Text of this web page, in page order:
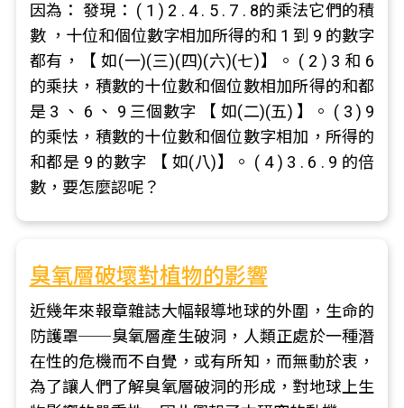
因為： 發現： ( 1 ) 2 . 4 . 5 . 7 . 8的乘法它們的積
數 ，十位和個位數字相加所得的和 1 到 9 的數字
都有，【 如(一)(三)(四)(六)(七)】。 ( 2 ) 3 和 6
的乘扶，積數的十位數和個位數相加所得的和都
是 3 、 6 、 9 三個數字 【 如(二)(五) 】。 ( 3 ) 9
的乘怯，積數的十位數和個位數字相加，所得的
和都是 9 的數字 【 如(八)】。 ( 4 ) 3 . 6 . 9 的倍
數，要怎麼認呢？
臭氧層破壞對植物的影響
近幾年來報章雜誌大幅報導地球的外圍，生命的
防護罩──臭氧層產生破洞，人類正處於一種潛
在性的危機而不自覺，或有所知，而無動於衷，
為了讓人們了解臭氧層破洞的形成，對地球上生